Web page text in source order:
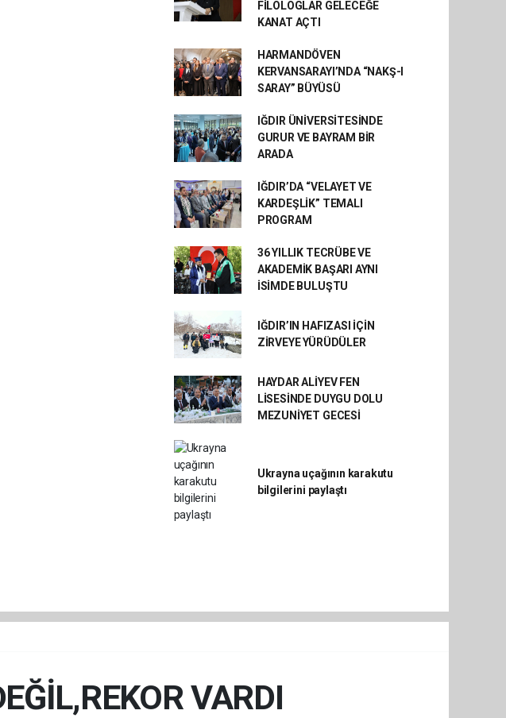
FİLOLOGLAR GELECEĞE
KANAT AÇTI
HARMANDÖVEN
KERVANSARAYI’NDA “NAKŞ-I
SARAY” BÜYÜSÜ
IĞDIR ÜNİVERSİTESİNDE
GURUR VE BAYRAM BİR
ARADA
IĞDIR’DA “VELAYET VE
KARDEŞLİK” TEMALI
PROGRAM
36 YILLIK TECRÜBE VE
AKADEMİK BAŞARI AYNI
İSİMDE BULUŞTU
IĞDIR’IN HAFIZASI İÇİN
ZİRVEYE YÜRÜDÜLER
HAYDAR ALİYEV FEN
LİSESİNDE DUYGU DOLU
MEZUNİYET GECESİ
Ukrayna uçağının karakutu
bilgilerini paylaştı
VARDI